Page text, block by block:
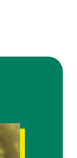
人物專訪